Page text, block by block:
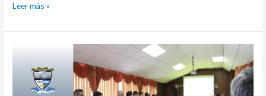
Leer más »
UNIANDES